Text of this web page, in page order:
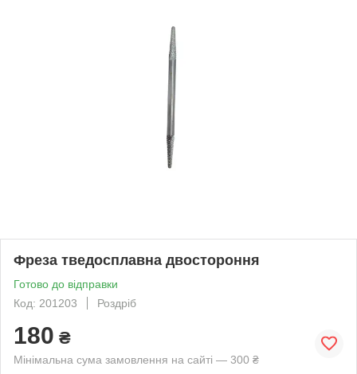
Фреза тведосплавна двостороння
Готово до відправки
Код: 201203
Роздріб
180 ₴
Мінімальна сума замовлення на сайті — 300 ₴